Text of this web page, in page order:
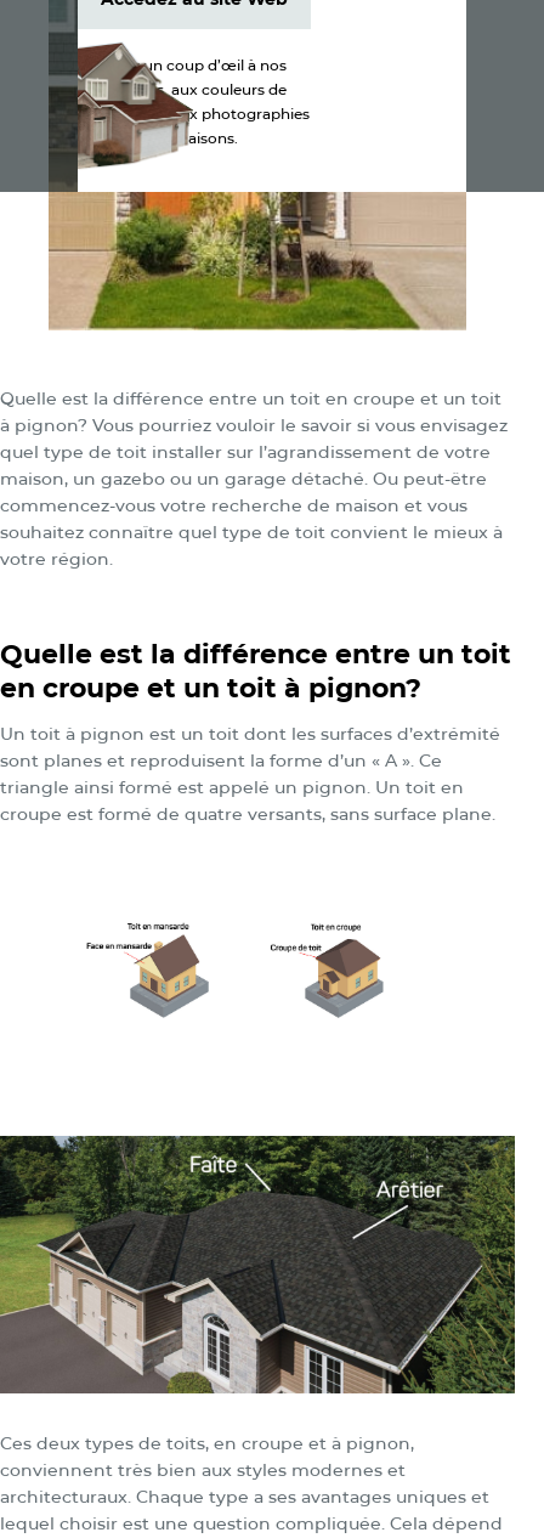
Quelle est la différence entre un toit en croupe et un toit
à pignon? Vous pourriez vouloir le savoir si vous envisagez
quel type de toit installer sur l’agrandissement de votre
maison, un gazebo ou un garage détaché. Ou peut-être
commencez-vous votre recherche de maison et vous
souhaitez connaître quel type de toit convient le mieux à
votre région.
Quelle est la différence entre un toit
en croupe et un toit à pignon?
Un toit à pignon est un toit dont les surfaces d’extrémité
sont planes et reproduisent la forme d’un « A ». Ce
triangle ainsi formé est appelé un pignon. Un toit en
croupe est formé de quatre versants, sans surface plane.
Ces deux types de toits, en croupe et à pignon,
conviennent très bien aux styles modernes et
architecturaux. Chaque type a ses avantages uniques et
lequel choisir est une question compliquée. Cela dépend
Accédez au site Web
Jetez un coup d’œil à nos
produits, aux couleurs de
bardeaux et aux photographies
de maisons.